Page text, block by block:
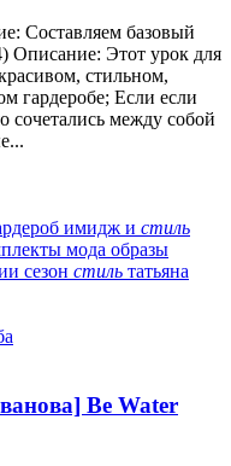
Составляем базовый
Описание: Этот урок для
стильном,
гардеробе; Если если
сочетались между собой
имидж и стиль
мода образы
сезон стиль татьяна
Be Water